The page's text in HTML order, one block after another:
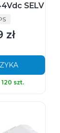
SELV
zł
120 szt.